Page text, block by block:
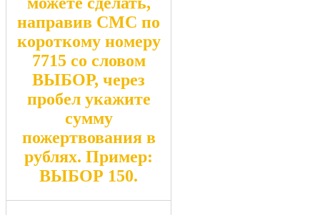
направив СМС по
короткому номеру
7715 со словом
ВЫБОР, через
пробел укажите
сумму
пожертвования в
рублях. Пример:
ВЫБОР 150.